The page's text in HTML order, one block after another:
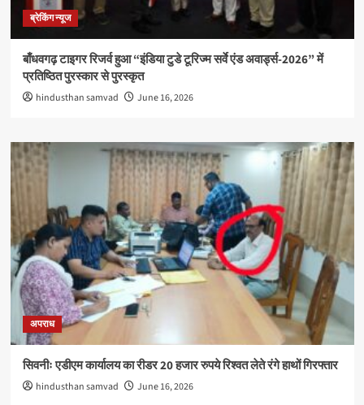
ब्रेकिंग न्यूज
बाँधवगढ़ टाइगर रिजर्व हुआ “इंडिया टुडे टूरिज्म सर्वे एंड अवार्ड्स-2026” में
प्रतिष्ठित पुरस्कार से पुरस्कृत
hindusthan samvad June 16, 2026
अपराध
सिवनीः एडीएम कार्यालय का रीडर 20 हजार रुपये रिश्वत लेते रंगे हाथों गिरफ्तार
hindusthan samvad June 16, 2026